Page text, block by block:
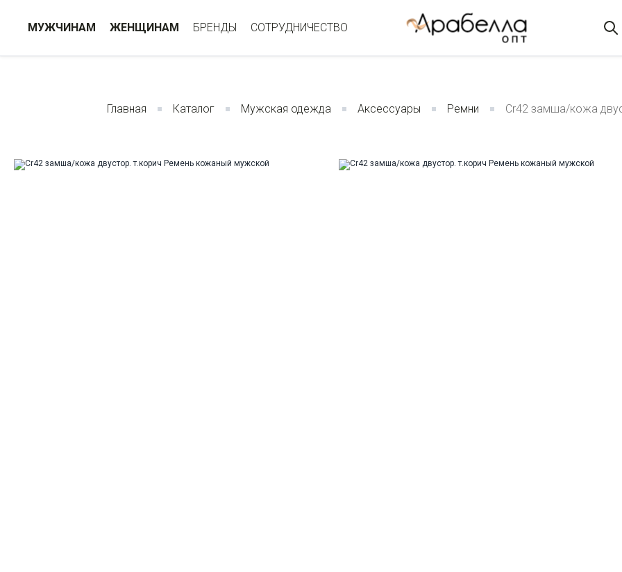
МУЖЧИНАМ ЖЕНЩИНАМ БРЕНДЫ СОТРУДНИЧЕСТВО
Главная Каталог Мужская одежда Аксессуары Ремни Cr42 замша/кожа